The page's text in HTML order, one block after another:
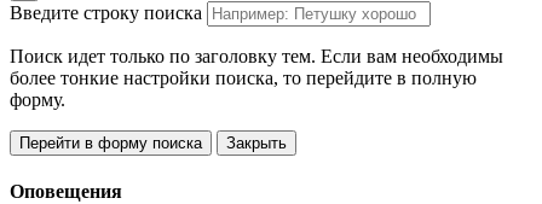
Введите строку поиска
Поиск идет только по заголовку тем. Если вам необходимы
более тонкие настройки поиска, то перейдите в полную
форму.
Перейти в форму поиска Закрыть
Оповещения